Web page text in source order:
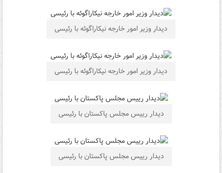
دیدار وزیر امور خارجه نیکاراگوئه با رئیسی
دیدار وزیر امور خارجه نیکاراگوئه با رئیسی
دیدار رییس مجلس پاکستان با رئیسی
دیدار رییس مجلس پاکستان با رئیسی